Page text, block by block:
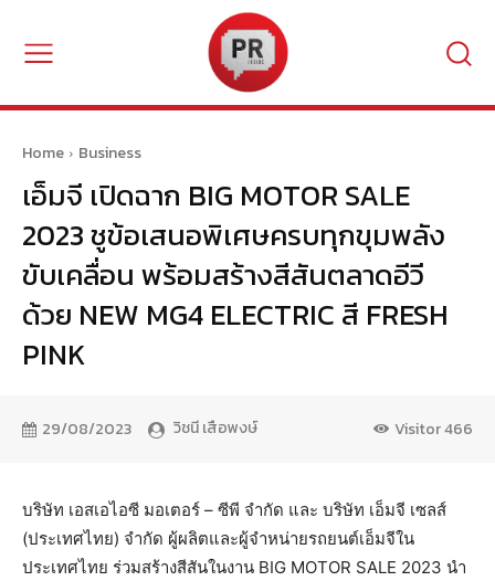
Home Business
เอ็มจี เปิดฉาก BIG MOTOR SALE
2023 ชูข้อเสนอพิเศษครบทุกขุมพลัง
ขับเคลื่อน พร้อมสร้างสีสันตลาดอีวี
ด้วย NEW MG4 ELECTRIC สี FRESH
PINK
29/08/2023 วิชนี เสือพงษ์ Visitor466
บริษัท เอสเอไอซี มอเตอร์ – ซีพี จำกัด และ บริษัท เอ็มจี เซลส์
(ประเทศไทย) จำกัด ผู้ผลิตและผู้จำหน่ายรถยนต์เอ็มจีใน
ประเทศไทย ร่วมสร้างสีสันในงาน BIG MOTOR SALE 2023 นำ